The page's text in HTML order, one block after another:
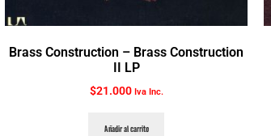
Brass Construction ‎– Brass Construction
II LP
$21.000 Iva Inc.
Añadir al carrito